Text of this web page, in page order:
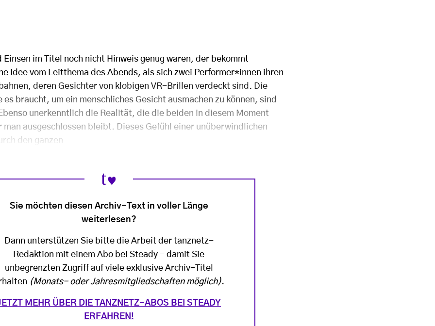
Einsen im Titel noch nicht Hinweis genug waren, der bekommt
Idee vom Leitthema des Abends, als sich zwei Performer*innen ihren
deren Gesichter von klobigen VR-Brillen verdeckt sind. Die
braucht, um ein menschliches Gesicht ausmachen zu können, sind
unerkenntlich die Realität, die die beiden in diesem Moment
man ausgeschlossen bleibt. Dieses Gefühl einer unüberwindlichen
den ganzen
Sie möchten diesen Archiv-Text in voller Länge
weiterlesen?
Dann unterstützen Sie bitte die Arbeit der tanznetz-
Redaktion mit einem Abo bei Steady - damit Sie
unbegrenzten Zugriff auf viele exklusive Archiv-Titel
(Monats- oder Jahresmitgliedschaften möglich).
MEHR ÜBER DIE TANZNETZ-ABOS BEI STEADY
ERFAHREN!